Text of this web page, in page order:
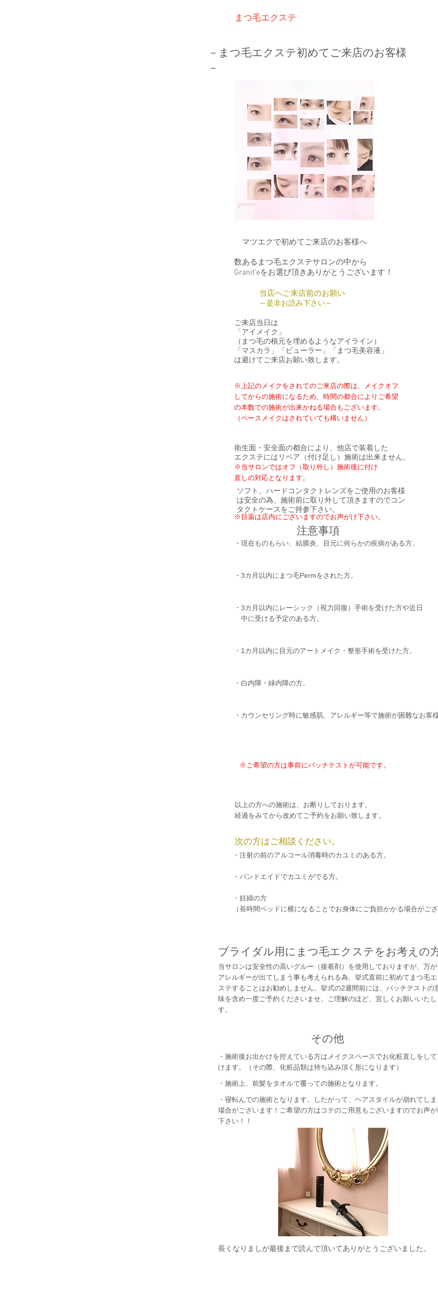
まつ毛エクステ
​－まつ毛エクステ初めてご来店のお客様
－
マツエクで初めてご来店のお客様へ
数あるまつ毛エクステサロンの中から
Granit'eをお選び頂きありがとうございます！
当店へご来店前のお願い
​～是非お読み下さい～
ご来店当日は
「アイメイク」
（まつ毛の根元を埋めるようなアイライン）
「マスカラ」「ビューラー」「まつ毛美容液」
​は避けてご来店お願い致します。
※上記のメイクをされてのご来店の際は、メイクオフ
してからの施術になるため、時間の都合によりご希望
の本数での施術が出来かねる場合もございます。
（ベースメイクはされていても構いません）
​衛生面・安全面の都合により、他店で装着した
エクステにはリペア（付け足し）施術は出来ません。
※当サロンではオフ（取り外し）施術後に付け
直しの対応となります。
ソフト、ハードコンタクトレンズをご使用のお客様
は安全の為、施術前に取り外して頂きますのでコン
タクトケースをご持参下さい。
​※目薬は店内にございますのでお声がけ下さい。
​注意事項
・現在ものもらい、結膜炎、目元に何らかの疾病がある方。
・3カ月以内にまつ毛Permをされた方。
・3カ月以内にレーシック（視力回復）手術を受けた方や近日
中に受ける予定のある方。
・1カ月以内に目元のアートメイク・整形手術を受けた方。
・白内障・緑内障の方。
・カウンセリング時に敏感肌、アレルギー等で施術が困難なお客
※ご希望の方は事前にパッチテストが可能です。
以上の方への施術は、お断りしております。
​経過をみてから改めてご予約をお願い致します。
​次の方はご相談ください。
・注射の前のアルコール消毒時のカユミのある方。
・バンドエイドでカユミがでる方。
・妊婦の方
（長時間ベッドに横になることでお身体にご負担かかる場合がご
ブライダル用にまつ毛エクステをお考えの
当サロンは安全性の高いグルー（接着剤）を使用しておりますが、万
アレルギーが出てしまう事も考えられる為、挙式直前に初めてまつ毛
ステすることはお勧めしません。挙式の2週間前には、パッチテストの
味を含め一度ご予約くださいませ。ご理解のほど、宜しくお願いいた
す。
​その他
・施術後お出かけを控えている方はメイクスペースでお化粧直しをし
けます。（その際、化粧品類は持ち込み頂く形になります）
​・施術上、前髪をタオルで覆っての施術となります。
・寝転んでの施術となります。したがって、ヘアスタイルが崩れてし
場合がございます！ご希望の方はコテのご用意もございますのでお声
下さい！！
​長くなりましが最後まで読んで頂いてありがとうございました。